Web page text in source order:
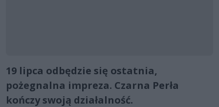
19 lipca odbędzie się ostatnia,
pożegnalna impreza. Czarna Perła
kończy swoją działalność.